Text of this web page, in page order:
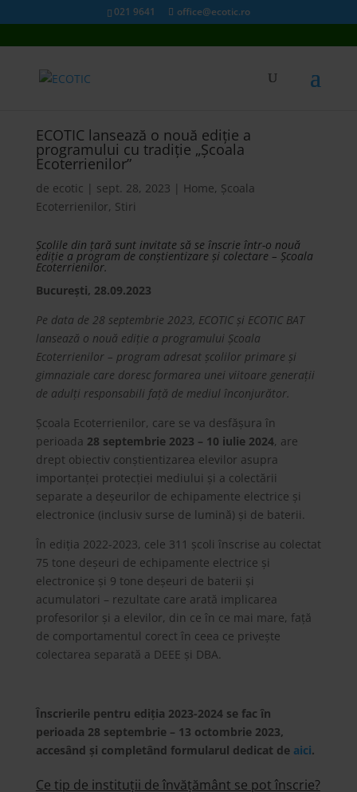
021 9641 office@ecotic.ro
ECOTIC lansează o nouă ediție a
programului cu tradiție „Școala
Ecoterrienilor”
de ecotic | sept. 28, 2023 | Home, Școala
Ecoterrienilor, Stiri
Școlile din țară sunt invitate să se înscrie într-o nouă
ediție a program de conștientizare și colectare – Școala
Ecoterrienilor.
București, 28.09.2023
Pe data de 28 septembrie 2023, ECOTIC și ECOTIC BAT
lansează o nouă ediție a programului Școala
Ecoterrienilor – program adresat școlilor primare și
gimnaziale care doresc formarea unei viitoare generații
de adulți responsabili față de mediul înconjurător.
Școala Ecoterrienilor, care se va desfășura în
perioada 28 septembrie 2023 – 10 iulie 2024, are
drept obiectiv conștientizarea elevilor asupra
importanței protecției mediului și a colectării
separate a deșeurilor de echipamente electrice și
electronice (inclusiv surse de lumină) și de baterii.
În ediția 2022-2023, cele 311 școli înscrise au colectat
75 tone deșeuri de echipamente electrice și
electronice și 9 tone deșeuri de baterii și
acumulatori – rezultate care arată implicarea
profesorilor și a elevilor, din ce în ce mai mare, față
de comportamentul corect în ceea ce privește
colectarea separată a DEEE și DBA.
Înscrierile pentru ediția 2023-2024 se fac în
perioada 28 septembrie – 13 octombrie 2023,
accesând și completând formularul dedicat de aici.
Ce tip de instituții de învățământ se pot înscrie?